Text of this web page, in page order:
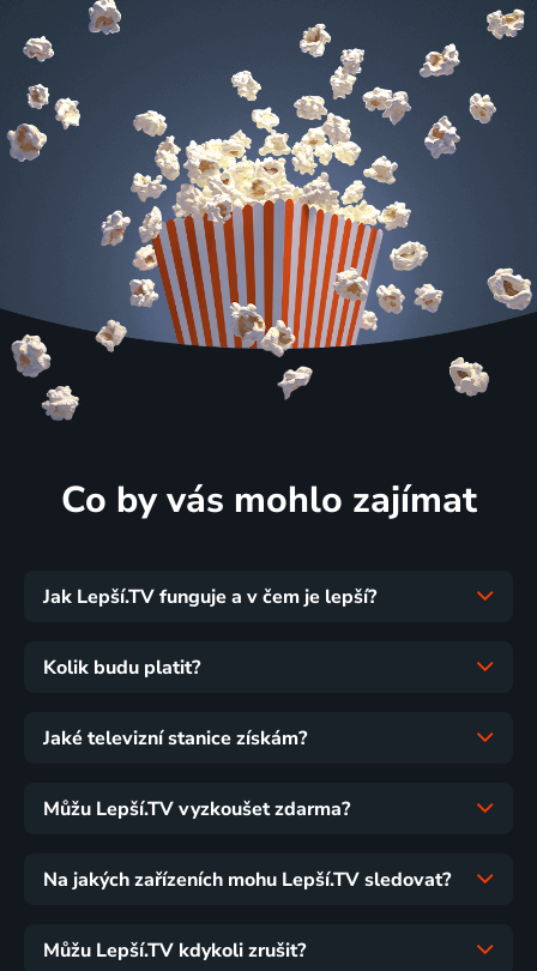
Co by vás mohlo zajímat
Jak Lepší.TV funguje a v čem je lepší?
Kolik budu platit?
Jaké televizní stanice získám?
Můžu Lepší.TV vyzkoušet zdarma?
Na jakých zařízeních mohu Lepší.TV sledovat?
Můžu Lepší.TV kdykoli zrušit?